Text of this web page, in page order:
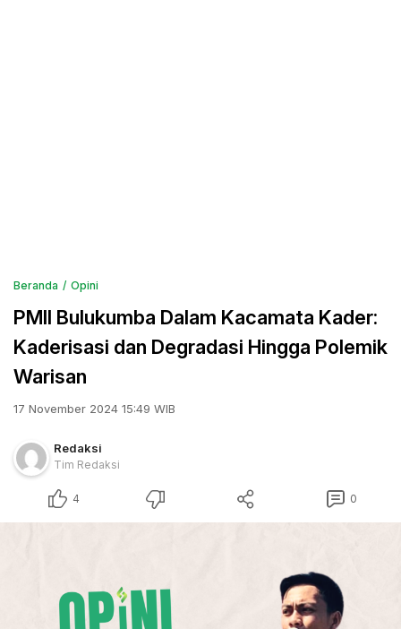
Beranda Opini
PMII Bulukumba Dalam Kacamata Kader:
Kaderisasi dan Degradasi Hingga Polemik
Warisan
17 November 2024 15:49 WIB
Redaksi
Tim Redaksi
4 0